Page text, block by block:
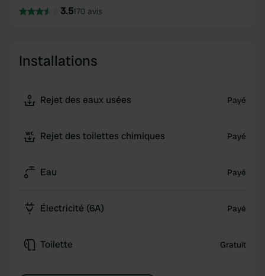
3.5170 avis
Installations
Rejet des eaux usées Payé
Rejet des toilettes chimiques Payé
Eau Payé
Électricité (6A) Payé
Toilette Gratuit